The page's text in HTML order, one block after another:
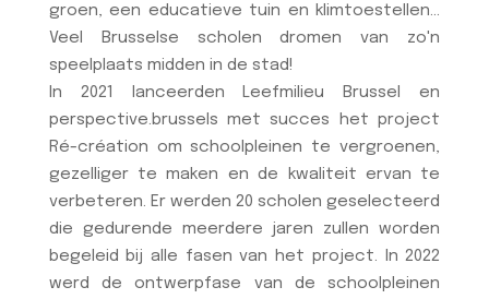
groen, een educatieve tuin en klimtoestellen...
Veel Brusselse scholen dromen van zo'n
speelplaats midden in de stad!
In 2021 lanceerden Leefmilieu Brussel en
perspective.brussels met succes het project
Ré-création om schoolpleinen te vergroenen,
gezelliger te maken en de kwaliteit ervan te
verbeteren. Er werden 20 scholen geselecteerd
die gedurende meerdere jaren zullen worden
begeleid bij alle fasen van het project. In 2022
werd de ontwerpfase van de schoolpleinen